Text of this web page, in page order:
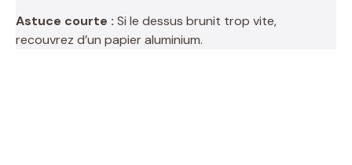
Astuce courte : Si le dessus brunit trop vite,
recouvrez d’un papier aluminium.